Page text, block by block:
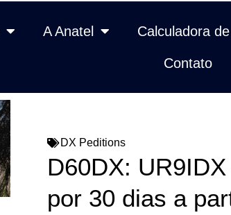
A Anatel Calculadora
Contato
DX Peditions
D60DX:
por 30 dias a